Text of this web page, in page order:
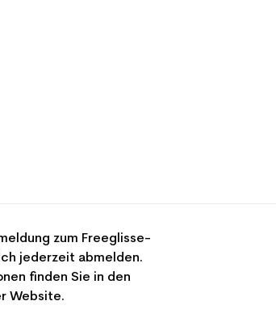
zum Freeglisse-
jederzeit abmelden.
finden Sie in den
Website.